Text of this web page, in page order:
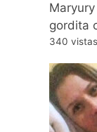
gordita
340 vistas